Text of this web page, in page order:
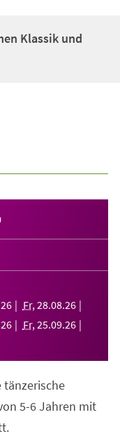
Klassik und
26 Fr, 28.08.26
26 Fr, 25.09.26
tänzerische
5-6 Jahren mit